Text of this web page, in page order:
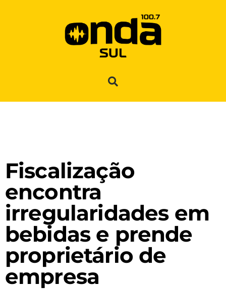
Fiscalização
encontra
irregularidades em
bebidas e prende
proprietário de
empresa